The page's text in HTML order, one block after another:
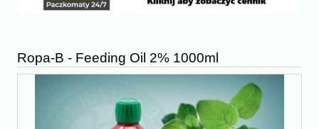
Ropa-B - Feeding Oil 2% 1000ml